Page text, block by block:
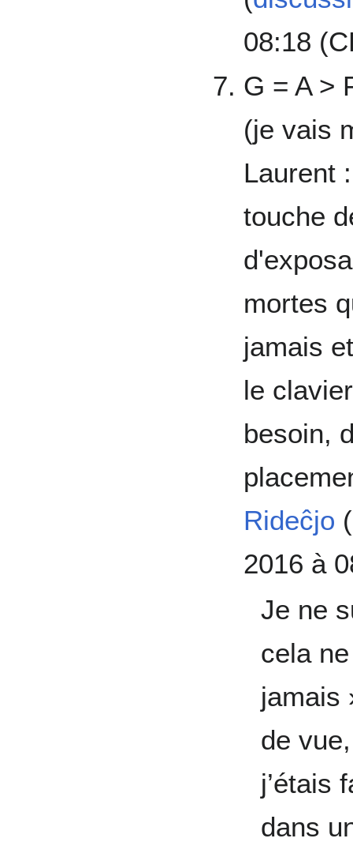
08:18
G = A >
(je vais
Laurent
touche
mortes
jamais
le
besoin,
Rideĉjo (
2016 à
Je ne
cela
jamais
de
j’étais
dans